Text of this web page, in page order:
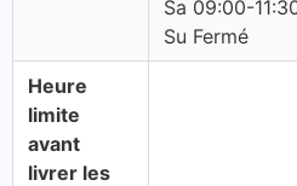
Sa 09:00-
Su Fermé
Heure
limite
avant
livrer les